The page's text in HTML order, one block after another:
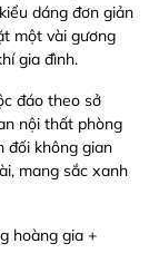
dáng đơn giản
một vài gương
gia đình.
đáo theo sở
nội thất phòng
đối không gian
mang sắc xanh
hoàng gia +